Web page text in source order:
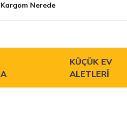
Kargom Nerede
KÜÇÜK EV
ALETLERI